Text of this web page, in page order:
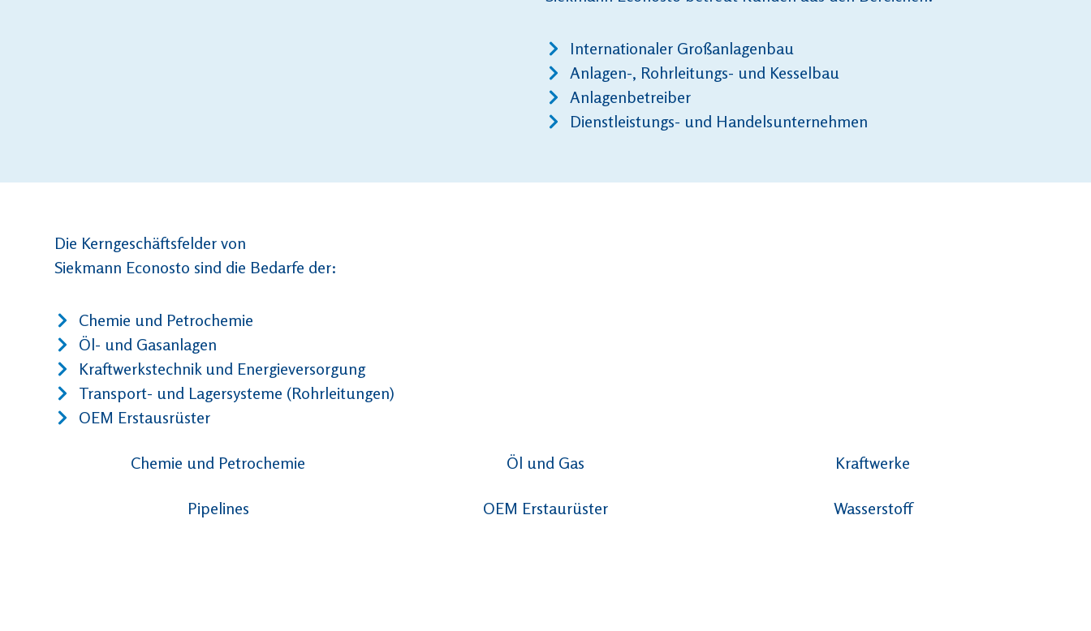
Internationaler Großanlagenbau
Anlagen-, Rohrleitungs- und Kesselbau
Anlagenbetreiber
Dienstleistungs- und Handelsunternehmen
Die Kerngeschäftsfelder von
Siekmann Econosto sind die Bedarfe der:
Chemie und Petrochemie
Öl- und Gasanlagen
Kraftwerkstechnik und Energieversorgung
Transport- und Lagersysteme (Rohrleitungen)
OEM Erstausrüster
Chemie und Petrochemie Öl und Gas Kraftwerke
Pipelines OEM Erstaurüster Wasserstoff